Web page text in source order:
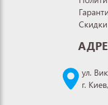
Скидки
ул.
г.